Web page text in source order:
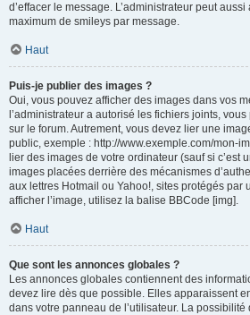
d’effacer le message. L’administrateur peut
maximum de smileys par message.
Haut
Puis-je publier des images ?
Oui, vous pouvez afficher des images dans vos
l’administrateur a autorisé les fichiers joints,
sur le forum. Autrement, vous devez lier une
public, exemple : http://www.exemple.com/mon-
lier des images de votre ordinateur (sauf si c’est
images placées derrière des mécanismes
aux lettres Hotmail ou Yahoo!, sites protégés par
afficher l’image, utilisez la balise BBCode [img].
Haut
Que sont les annonces globales ?
Les annonces globales contiennent des
devez lire dès que possible. Elles apparaissent
dans votre panneau de l’utilisateur. La